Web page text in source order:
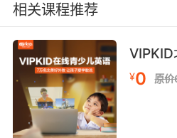
的教学模式，让孩子的英
这样他们上课的效率也会
老师的注意力都不容易被
少儿在线英语机构哪个好
材是孩子学习英语过程中
机构教材的选用也是要重
相关课程推荐
¥0 原